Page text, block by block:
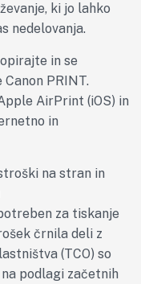
ki jo lahko
nedelovanja.
in se
PRINT.
AirPrint (iOS) in
in
na stran in
za tiskanje
črnila deli z
(TCO) so
podlagi začetnih